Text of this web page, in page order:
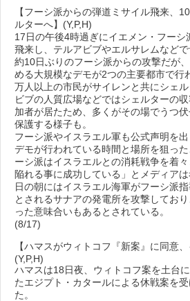
【フーシ派からの弾道ミサイル飛来、
ルターへ】(Y,P,H)
17日の午後4時過ぎにイエメン・フー
飛来し、テルアビブやエルサレムなどで
約10日ぶりのフーシ派からの攻撃だが
める大規模なデモが2つの主要都市で行
万人以上の市民がサイレンと共にシェ
ビブの人質広場などではシェルターの
加者が居たため、多くがその場でうつ
保護する様子も。
フーシ派やイスラエル軍も公式声明を
デモが行われている時間と場所を狙っ
ーシ派はイスラエルとの消耗戦争を着
陥れる事に成功している」とメディア
日の朝にはイスラエル海軍がフーシ派
とされるサナアの発電所を攻撃してお
った意味合いもあるとされている。
(8/17)
【ハマスがウィトコフ『新案』に同意
(Y,P,H)
ハマスは18日夜、ウィトコフ案を土台
たエジプト・カタールによる休戦案を
た。